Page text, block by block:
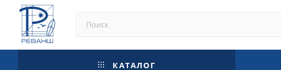
КАТАЛОГ